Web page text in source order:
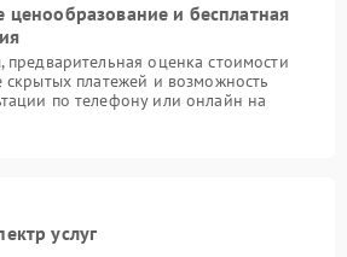
ценообразование и бесплатная
предварительная оценка стоимости
скрытых платежей и возможность
по телефону или онлайн на
услуг